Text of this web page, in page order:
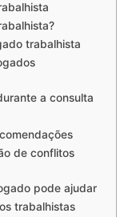
trabalhista
a consulta
de conflitos
pode ajudar
trabalhistas